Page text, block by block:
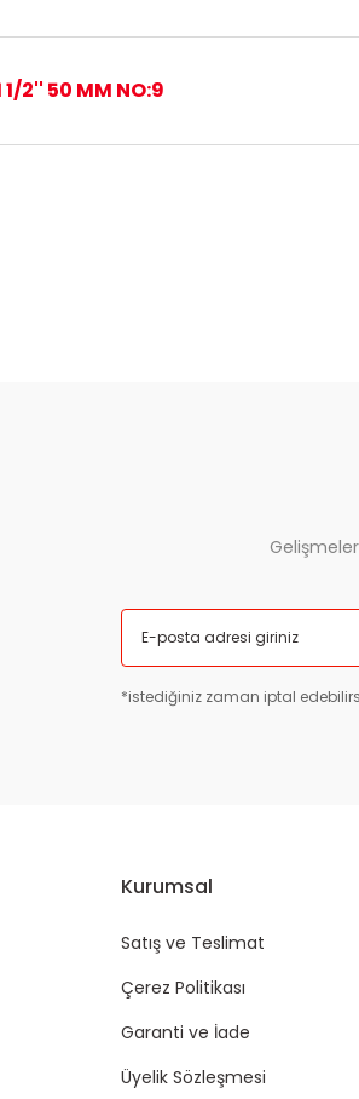
1/2'' 50 MM NO:9
*istediğiniz zaman iptal
Kurumsal
Satış ve Teslimat
Çerez Politikası
Garanti ve İade
Üyelik Sözleşmesi